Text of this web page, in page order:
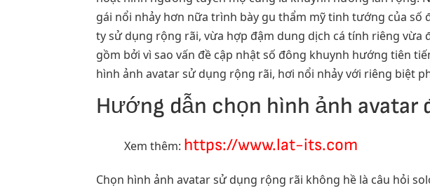
gái nổi nhảy hơn nữa trình bày gu thẩm mỹ tinh tướng của
ty sử dụng rộng rãi, vừa hợp đậm dung dịch cá tính riêng
gồm bởi vì sao vấn đề cập nhật số đông khuynh hướng tiên
hình ảnh avatar sử dụng rộng rãi, hơi nổi nhảy với riêng biệt
Hướng dẫn chọn hình ảnh avatar
Xem thêm: https://www.lat-its.com
Chọn hình ảnh avatar sử dụng rộng rãi không hề là câu hỏi